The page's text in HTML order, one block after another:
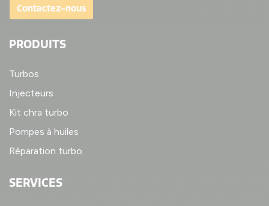
Contactez-nous
PRODUITS
Turbos
Injecteurs
Kit chra turbo
Pompes à huiles
Réparation turbo
SERVICES